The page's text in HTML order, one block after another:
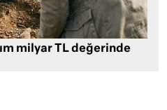
milyar TL değerinde